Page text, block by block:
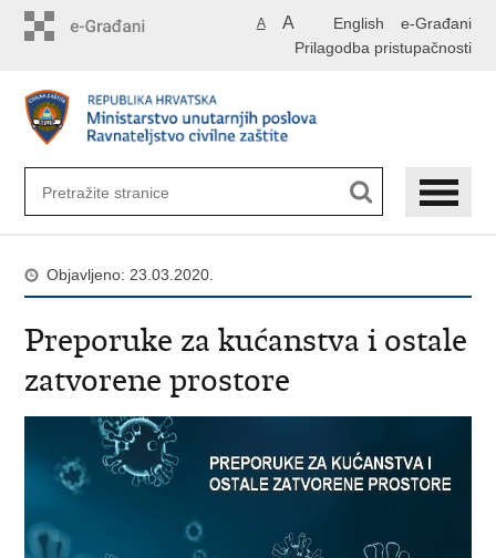
English e-Građani
A A
Prilagodba pristupačnosti
Objavljeno: 23.03.2020.
Preporuke za kućanstva i ostale
zatvorene prostore